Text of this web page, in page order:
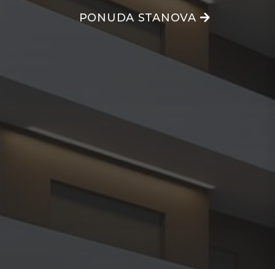
PONUDA STANOVA
PONUDA STANOVA
PONUDA STANOVA